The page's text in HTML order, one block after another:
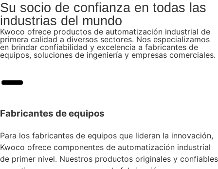
Su socio de confianza en todas las
industrias del mundo
Kwoco ofrece productos de automatización industrial de
primera calidad a diversos sectores. Nos especializamos
en brindar confiabilidad y excelencia a fabricantes de
equipos, soluciones de ingeniería y empresas comerciales.
Fabricantes de equipos
Para los fabricantes de equipos que lideran la innovación,
Kwoco ofrece componentes de automatización industrial
de primer nivel. Nuestros productos originales y confiables